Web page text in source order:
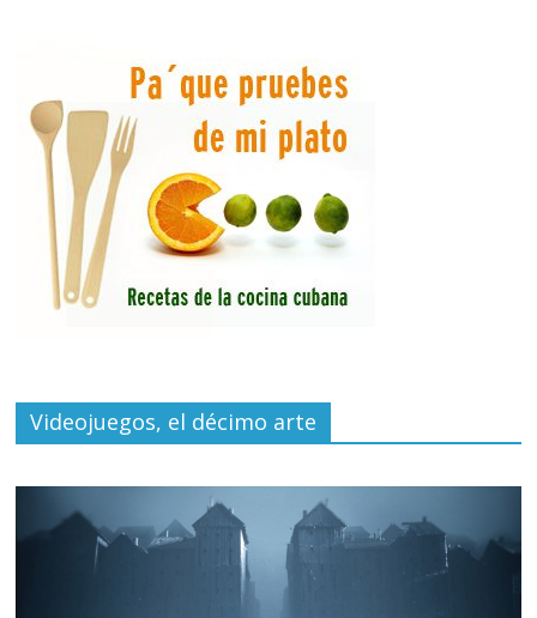
Videojuegos, el décimo arte